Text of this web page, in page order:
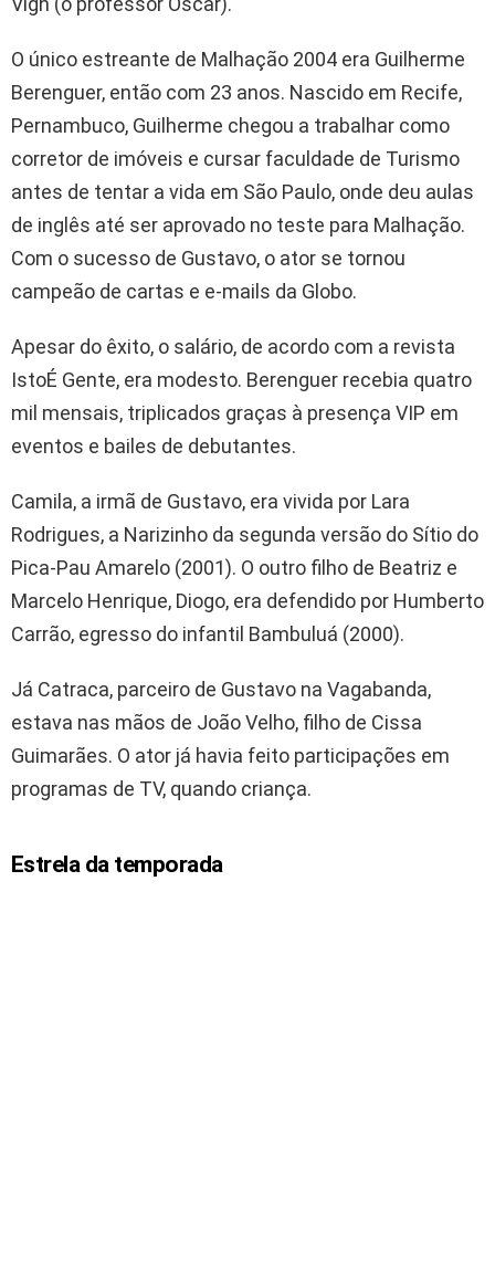
O único estreante de Malhação 2004 era Guilherme
Berenguer, então com 23 anos. Nascido em Recife,
Pernambuco, Guilherme chegou a trabalhar como
corretor de imóveis e cursar faculdade de Turismo
antes de tentar a vida em São Paulo, onde deu aulas
de inglês até ser aprovado no teste para Malhação.
Com o sucesso de Gustavo, o ator se tornou
campeão de cartas e e-mails da Globo.
Apesar do êxito, o salário, de acordo com a revista
IstoÉ Gente, era modesto. Berenguer recebia quatro
mil mensais, triplicados graças à presença VIP em
eventos e bailes de debutantes.
Camila, a irmã de Gustavo, era vivida por Lara
Rodrigues, a Narizinho da segunda versão do Sítio do
Pica-Pau Amarelo (2001). O outro filho de Beatriz e
Marcelo Henrique, Diogo, era defendido por Humberto
Carrão, egresso do infantil Bambuluá (2000).
Já Catraca, parceiro de Gustavo na Vagabanda,
estava nas mãos de João Velho, filho de Cissa
Guimarães. O ator já havia feito participações em
programas de TV, quando criança.
Estrela da temporada